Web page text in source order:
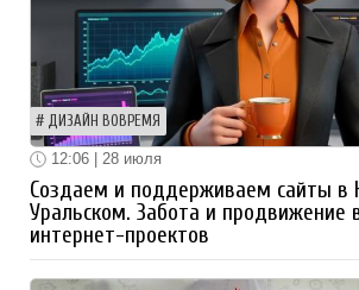
ДИЗАЙН ВОВРЕМЯ
12:06 | 28 июля
Создаем и поддерживаем сайты в
Уральском. Забота и продвижение
интернет-проектов